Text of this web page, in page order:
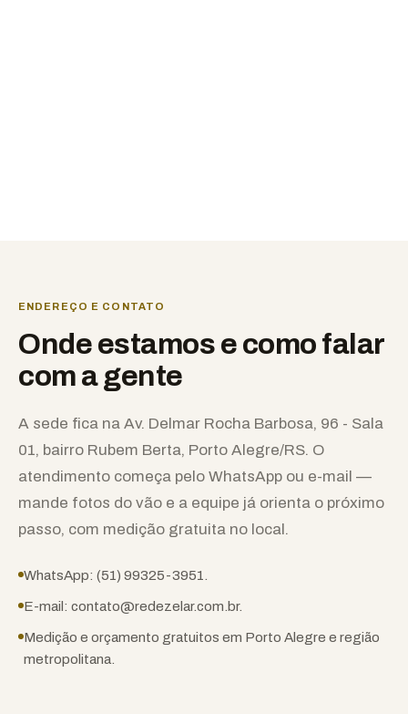
ENDEREÇO E CONTATO
Onde estamos e como falar
com a gente
A sede fica na Av. Delmar Rocha Barbosa, 96 - Sala
01, bairro Rubem Berta, Porto Alegre/RS. O
atendimento começa pelo WhatsApp ou e-mail —
mande fotos do vão e a equipe já orienta o próximo
passo, com medição gratuita no local.
WhatsApp: (51) 99325-3951.
E-mail: contato@redezelar.com.br.
Medição e orçamento gratuitos em Porto Alegre e região
metropolitana.